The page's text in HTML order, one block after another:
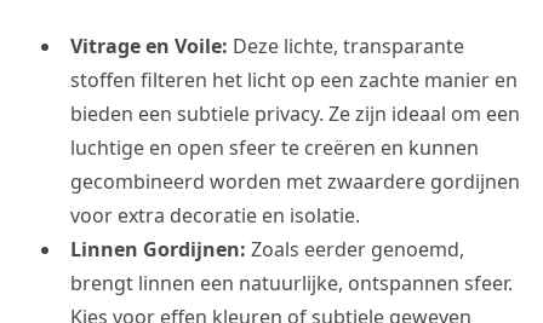
Vitrage en Voile: Deze lichte, transparante
stoffen filteren het licht op een zachte manier en
bieden een subtiele privacy. Ze zijn ideaal om een
luchtige en open sfeer te creëren en kunnen
gecombineerd worden met zwaardere gordijnen
voor extra decoratie en isolatie.
Linnen Gordijnen: Zoals eerder genoemd,
brengt linnen een natuurlijke, ontspannen sfeer.
Kies voor effen kleuren of subtiele geweven